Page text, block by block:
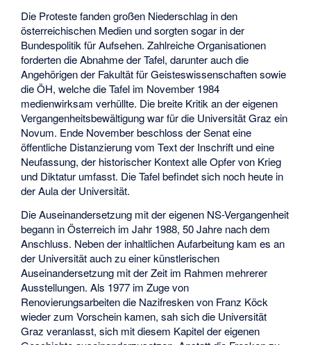
Die Proteste fanden großen Niederschlag in den
österreichischen Medien und sorgten sogar in der
Bundespolitik für Aufsehen. Zahlreiche Organisationen
forderten die Abnahme der Tafel, darunter auch die
Angehörigen der Fakultät für Geisteswissenschaften sowie
die ÖH, welche die Tafel im November 1984
medienwirksam verhüllte. Die breite Kritik an der eigenen
Vergangenheitsbewältigung war für die Universität Graz ein
Novum. Ende November beschloss der Senat eine
öffentliche Distanzierung vom Text der Inschrift und eine
Neufassung, der historischer Kontext alle Opfer von Krieg
und Diktatur umfasst. Die Tafel befindet sich noch heute in
der Aula der Universität.
Die Auseinandersetzung mit der eigenen NS-Vergangenheit
begann in Österreich im Jahr 1988, 50 Jahre nach dem
Anschluss. Neben der inhaltlichen Aufarbeitung kam es an
der Universität auch zu einer künstlerischen
Auseinandersetzung mit der Zeit im Rahmen mehrerer
Ausstellungen. Als 1977 im Zuge von
Renovierungsarbeiten die Nazifresken von Franz Köck
wieder zum Vorschein kamen, sah sich die Universität
Graz veranlasst, sich mit diesem Kapitel der eigenen